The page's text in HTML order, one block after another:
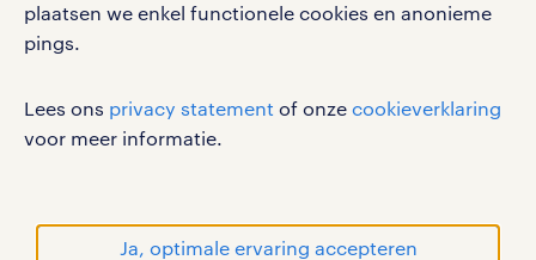
plaatsen we enkel functionele cookies en anonieme
pings.
Lees ons privacy statement of onze cookieverklaring
voor meer informatie.
Ja, optimale ervaring accepteren
gebruikersvoorwaarden